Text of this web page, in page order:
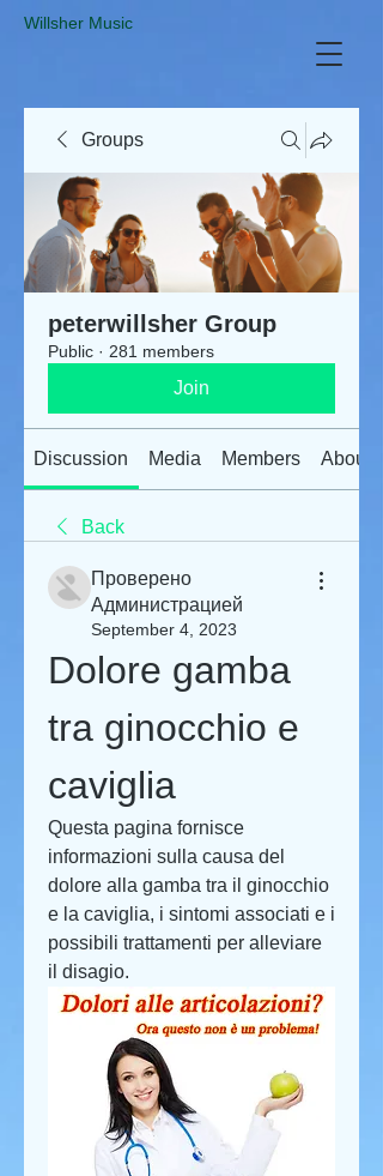
​Willsher Music
Groups
peterwillsher Group
Public · 281 members
Join
Discussion Media Members About
Back
Проверено
Администрацией
September 4, 2023
Dolore gamba
tra ginocchio e
caviglia
Questa pagina fornisce
informazioni sulla causa del
dolore alla gamba tra il ginocchio
e la caviglia, i sintomi associati e i
possibili trattamenti per alleviare
il disagio.